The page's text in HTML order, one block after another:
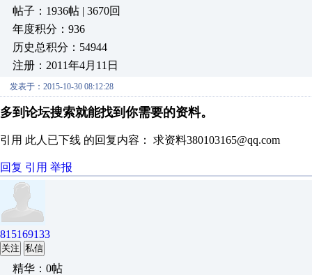
帖子：1936帖 | 3670回
年度积分：936
历史总积分：54944
注册：2011年4月11日
发表于：2015-10-30 08:12:28
多到论坛搜索就能找到你需要的资料。
引用 此人已下线 的回复内容： 求资料380103165@qq.com
回复 引用 举报
815169133
关注 私信
精华：0帖